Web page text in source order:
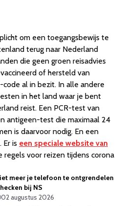
om een toegangsbewijs te
terug naar Nederland
die geen groen reisadvies
of hersteld van
al in bezit. In alle andere
in het land waar je bent
reist. Een PCR-test van
antigeen-test die maximaal 24
is daarvoor nodig. En een
Er is een speciale website van
regels voor reizen tijdens corona
meer je telefoon te ontgrendelen
bij NS
02 augustus 2026